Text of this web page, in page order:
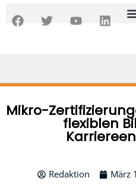
Inhalt
F
a
o
T
w
r
Y
o
e
L
i
i
Mikro-
flexiblen
Redaktion März